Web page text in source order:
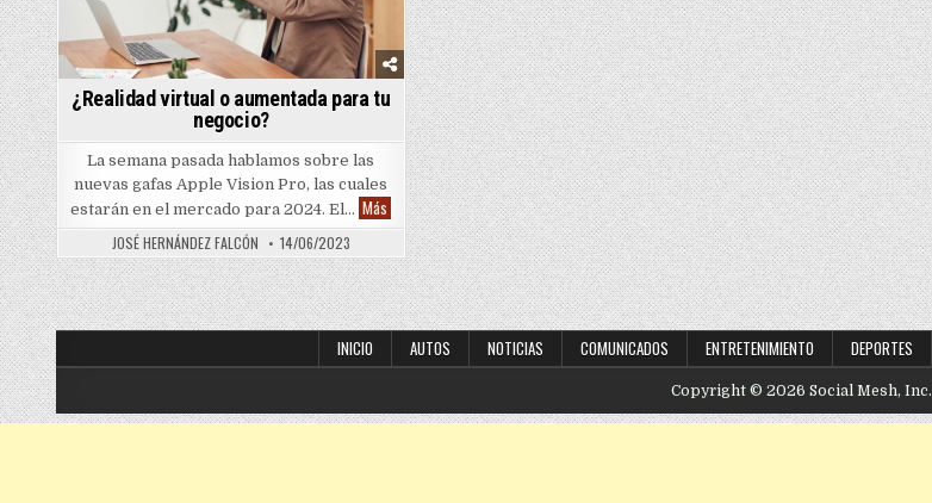
¿Realidad virtual o aumentada para tu
negocio?
La semana pasada hablamos sobre las
nuevas gafas Apple Vision Pro, las cuales
estarán en el mercado para 2024. El… Más ¿Realidad virtual o aumentada para tu negocio?
JOSÉ HERNÁNDEZ FALCÓN 14/06/2023
INICIO AUTOS NOTICIAS COMUNICADOS ENTRETENIMIENTO DEPORTES
Copyright © 2026 Social Mesh, Inc.